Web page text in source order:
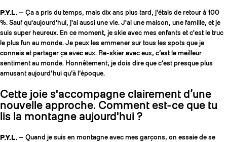
P.Y.L. — Ça a pris du temps, mais dix ans plus tard, j'étais de retour à 100
%. Sauf qu'aujourd'hui, j'ai aussi une vie. J'ai une maison, une famille, et je
suis super heureux. En ce moment, je skie avec mes enfants et c'est le truc
le plus fun au monde. Je peux les emmener sur tous les spots que je
connais et partager ça avec eux. Re-skier avec eux, c’est le meilleur
sentiment au monde. Honnêtement, je dois dire que c’est presque plus
amusant aujourd’hui qu’à l’époque.
Cette joie s'accompagne clairement d’une
nouvelle approche. Comment est-ce que tu
lis la montagne aujourd'hui ?
P.Y.L. — Quand je suis en montagne avec mes garçons, on essaie de se